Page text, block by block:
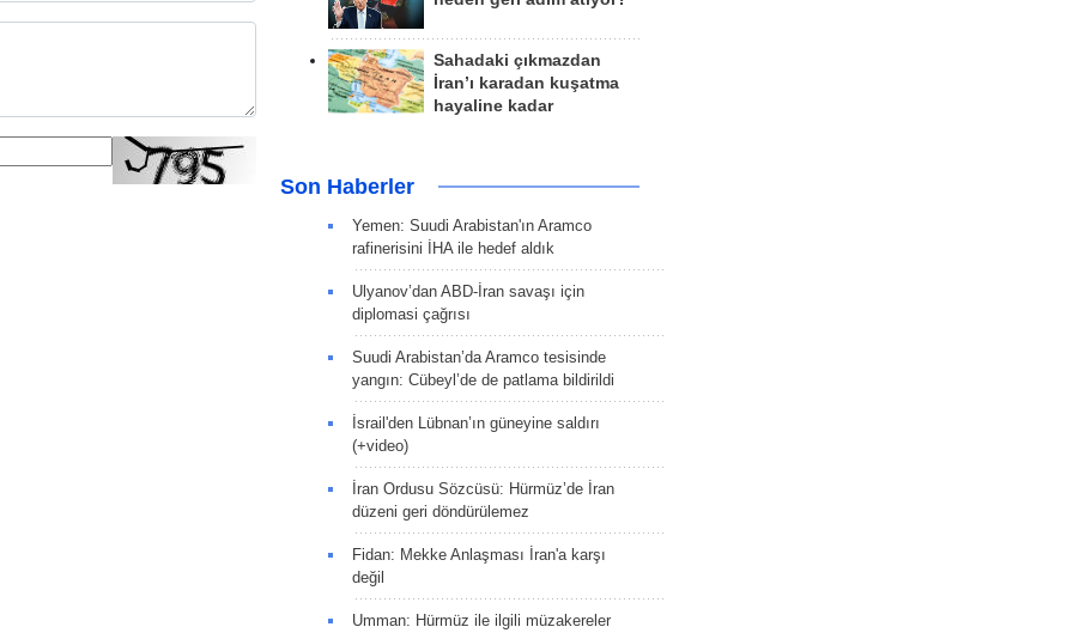
Sahadaki çıkmazdan
İran’ı karadan kuşatma
hayaline kadar
Son Haberler
Yemen: Suudi Arabistan'ın Aramco
rafinerisini İHA ile hedef aldık
Ulyanov’dan ABD-İran savaşı için
diplomasi çağrısı
Suudi Arabistan’da Aramco tesisinde
yangın: Cübeyl’de de patlama bildirildi
İsrail'den Lübnan’ın güneyine saldırı
(+video)
İran Ordusu Sözcüsü: Hürmüz’de İran
düzeni geri döndürülemez
Fidan: Mekke Anlaşması İran'a karşı
değil
Umman: Hürmüz ile ilgili müzakereler